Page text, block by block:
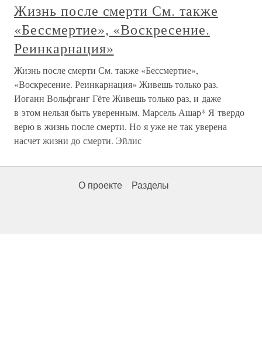
Жизнь после смерти См. также
«Бессмертие», «Воскресение.
Реинкарнация»
Жизнь после смерти См. также «Бессмертие»,
«Воскресение. Реинкарнация» Живешь только раз.
Иоганн Вольфганг Гёте Живешь только раз, и даже
в этом нельзя быть уверенным. Марсель Ашар* Я твердо
верю в жизнь после смерти. Но я уже не так уверена
насчет жизни до смерти. Эйлис
О проекте Разделы